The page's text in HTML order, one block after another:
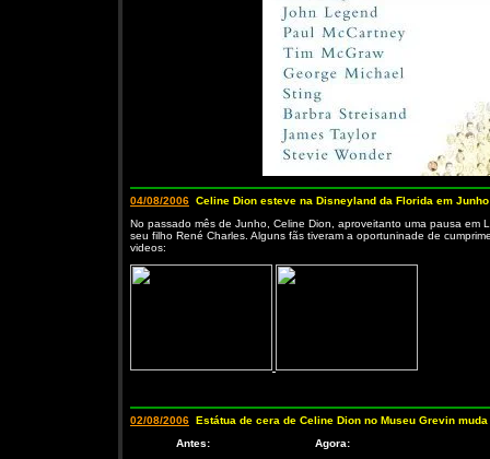
04/08/2006 Celine Dion esteve na Disneyland da Florida em
No passado mês de Junho, Celine Dion, aproveitanto uma pausa em
seu filho René Charles. Alguns fãs tiveram a oportuninade de
videos:
02/08/2006 Estátua de cera de Celine Dion no Museu Grevin
Antes: Agora: